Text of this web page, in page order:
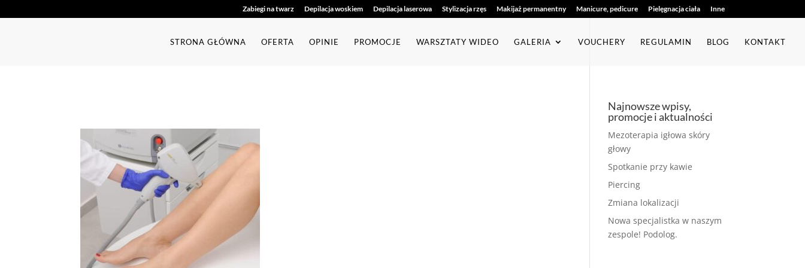
Zabiegi na twarz Depilacja woskiem Depilacja laserowa Stylizacja rzęs Makijaż permanentny Manicure, pedicure Pielęgnacja ciała Inne
STRONA GŁÓWNA OFERTA OPINIE PROMOCJE WARSZTATY WIDEO GALERIA VOUCHERY REGULAMIN BLOG KONTAKT
Najnowsze wpisy,
promocje i aktualności
Mezoterapia igłowa skóry
głowy
Spotkanie przy kawie
Piercing
Zmiana lokalizacji
Nowa specjalistka w naszym
zespole! Podolog.